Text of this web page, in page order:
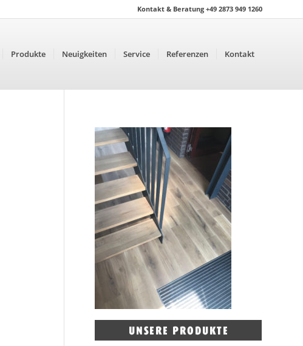
Kontakt & Beratung +49 2873 949 1260
Produkte Neuigkeiten Service Referenzen Kontakt